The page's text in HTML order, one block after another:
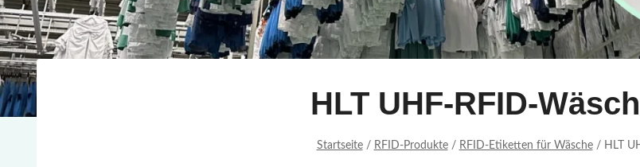
HLT UHF-RFID-
Startseite / RFID-Produkte / RFID-Etiketten für Wäsche / HLT